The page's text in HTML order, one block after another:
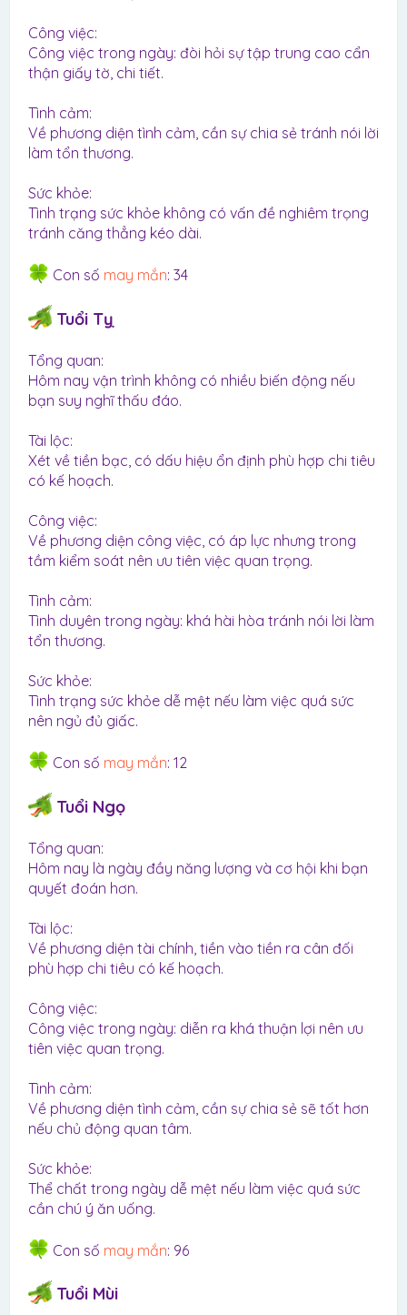
Công việc:
Công việc trong ngày: đòi hỏi sự tập trung cao cẩn
thận giấy tờ, chi tiết.
Tình cảm:
Về phương diện tình cảm, cần sự chia sẻ tránh nói lời
làm tổn thương.
Sức khỏe:
Tình trạng sức khỏe không có vấn đề nghiêm trọng
tránh căng thẳng kéo dài.
Con số may mắn: 34
Tuổi Tỵ
Tổng quan:
Hôm nay vận trình không có nhiều biến động nếu
bạn suy nghĩ thấu đáo.
Tài lộc:
Xét về tiền bạc, có dấu hiệu ổn định phù hợp chi tiêu
có kế hoạch.
Công việc:
Về phương diện công việc, có áp lực nhưng trong
tầm kiểm soát nên ưu tiên việc quan trọng.
Tình cảm:
Tình duyên trong ngày: khá hài hòa tránh nói lời làm
tổn thương.
Sức khỏe:
Tình trạng sức khỏe dễ mệt nếu làm việc quá sức
nên ngủ đủ giấc.
Con số may mắn: 12
Tuổi Ngọ
Tổng quan:
Hôm nay là ngày đầy năng lượng và cơ hội khi bạn
quyết đoán hơn.
Tài lộc:
Về phương diện tài chính, tiền vào tiền ra cân đối
phù hợp chi tiêu có kế hoạch.
Công việc:
Công việc trong ngày: diễn ra khá thuận lợi nên ưu
tiên việc quan trọng.
Tình cảm:
Về phương diện tình cảm, cần sự chia sẻ sẽ tốt hơn
nếu chủ động quan tâm.
Sức khỏe:
Thể chất trong ngày dễ mệt nếu làm việc quá sức
cần chú ý ăn uống.
Con số may mắn: 96
Tuổi Mùi